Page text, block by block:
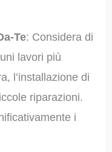
Te: Considera di
lavori più
l’installazione di
riparazioni.
i